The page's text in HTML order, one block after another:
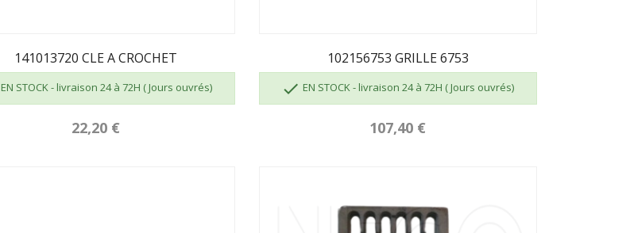
141013720 CLE A CROCHET
EN STOCK - livraison 24 à 72H ( Jours ouvrés)
22,20 €
102156753 GRILLE 6753
 EN STOCK - livraison 24 à 72H ( Jours ouvrés)
107,40 €